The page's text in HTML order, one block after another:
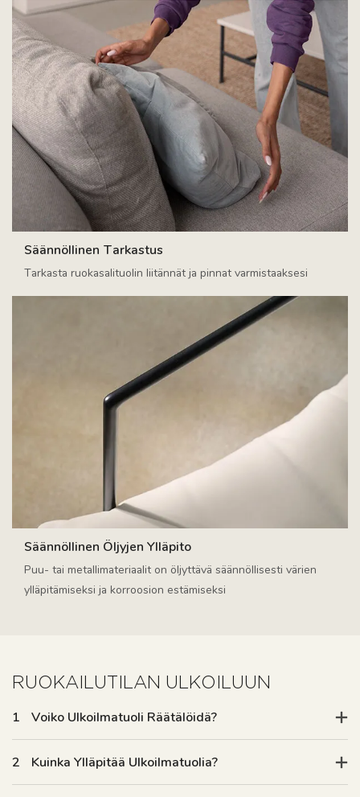
Säännöllinen Tarkastus
Tarkasta ruokasalituolin liitännät ja pinnat varmistaaksesi
Säännöllinen Öljyjen Ylläpito
Puu- tai metallimateriaalit on öljyttävä säännöllisesti värien
ylläpitämiseksi ja korroosion estämiseksi
RUOKAILUTILAN ULKOILUUN
1 Voiko Ulkoilmatuoli Räätälöidä?
2 Kuinka Ylläpitää Ulkoilmatuolia?